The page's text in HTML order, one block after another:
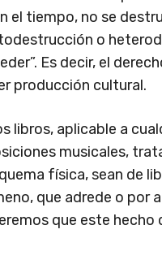
el tiempo, no se
o
Es decir, el
producción cultural.
libros, aplicable a
musicales,
física, sean de
que adrede o por
que este